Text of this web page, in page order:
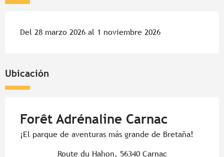
Del 28 marzo 2026 al 1 noviembre 2026
Ubicación
Forêt Adrénaline Carnac
¡El parque de aventuras más grande de Bretaña!
Route du Hahon, 56340 Carnac